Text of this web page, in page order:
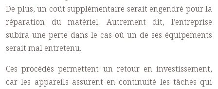
De plus, un coût supplémentaire serait engendré pour la
réparation du matériel. Autrement dit, l’entreprise
subira une perte dans le cas où un de ses équipements
serait mal entretenu.
Ces procédés permettent un retour en investissement,
car les appareils assurent en continuité les tâches qui